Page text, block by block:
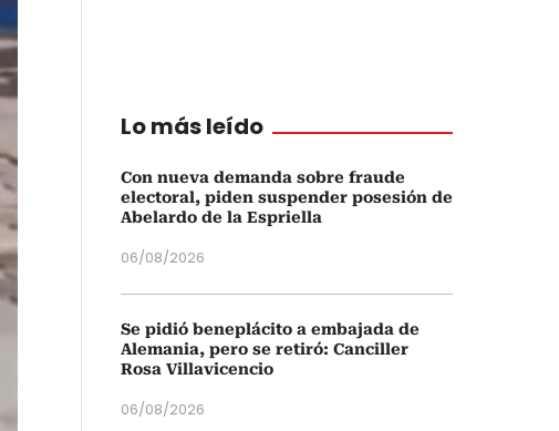
Lo más leído
Con nueva demanda sobre fraude
electoral, piden suspender posesión de
Abelardo de la Espriella
06/08/2026
Se pidió beneplácito a embajada de
Alemania, pero se retiró: Canciller
Rosa Villavicencio
06/08/2026